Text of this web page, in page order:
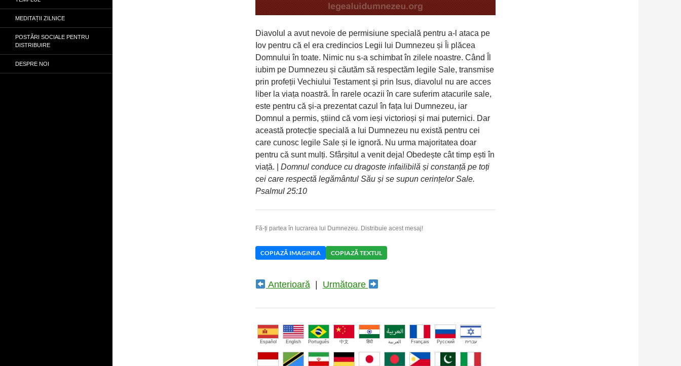
Diavolul a avut nevoie de permisiune specială pentru a-l ataca pe
Iov pentru că el era credincios Legii lui Dumnezeu și Îi plăcea
Domnului în toate. Nimic nu s-a schimbat în zilele noastre. Când Îl
iubim pe Dumnezeu și căutăm să respectăm legile Sale, transmise
prin profeții Vechiului Testament și prin Isus, diavolul nu are acces
liber la viața noastră. În rarele ocazii în care suferim atacurile sale,
este pentru că și-a prezentat cazul în fața lui Dumnezeu, iar
Domnul a permis, știind că vom ieși victorioși și mai puternici. Dar
această protecție specială a lui Dumnezeu nu există pentru cei
care cunosc legile Sale și le ignoră. Nu urma majoritatea doar
pentru că sunt mulți. Sfârșitul a venit deja! Obedește cât timp ești în
viață. | Domnul conduce cu dragoste infailibilă și constanță pe toți
cei care respectă legământul Său și se supun cerințelor Sale.
Psalmul 25:10
Fă-ți partea în lucrarea lui Dumnezeu. Distribuie acest mesaj!
COPIAZĂ IMAGINEA COPIAZĂ TEXTUL
Anterioară| Următoare
Español English Português 中文 हिंदी العربية Français Русский עברית
MEDITAȚII ZILNICE
POSTĂRI SOCIALE PENTRU
DISTRIBUIRE
DESPRE NOI